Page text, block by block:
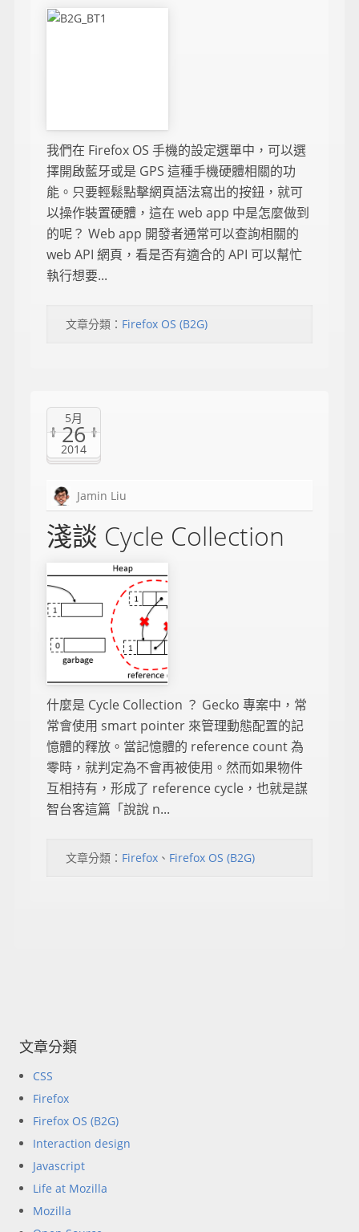
我們在 Firefox OS 手機的設定選單中，可以選
擇開啟藍牙或是 GPS 這種手機硬體相關的功
能。只要輕鬆點擊網頁語法寫出的按鈕，就可
以操作裝置硬體，這在 web app 中是怎麼做到
的呢？ Web app 開發者通常可以查詢相關的
web API 網頁，看是否有適合的 API 可以幫忙
執行想要...
文章分類： Firefox OS (B2G)
5月
26
2014
Jamin Liu
淺談 Cycle Collection
什麼是 Cycle Collection ？ Gecko 專案中，常
常會使用 smart pointer 來管理動態配置的記
憶體的釋放。當記憶體的 reference count 為
零時，就判定為不會再被使用。然而如果物件
互相持有，形成了 reference cycle，也就是謀
智台客這篇「說說 n...
文章分類： Firefox 、 Firefox OS (B2G)
文章分類
CSS
Firefox
Firefox OS (B2G)
Interaction design
Javascript
Life at Mozilla
Mozilla